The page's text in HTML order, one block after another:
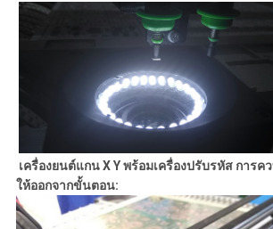
เครื่องยนต์แกน X Y พร้อมเครื่องปรับรหัส การ
ให้ออกจากขั้นตอน: